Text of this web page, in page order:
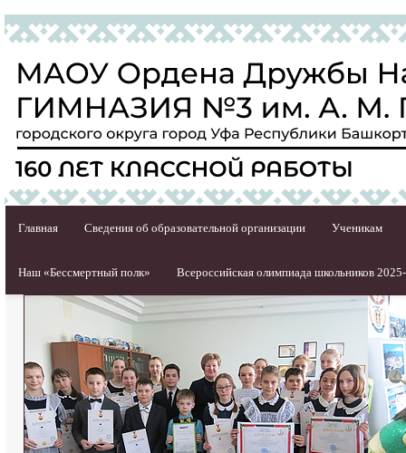
Главная Сведения об образовательной организации Ученикам
Наш «Бессмертный полк» Всероссийская олимпиада школьников